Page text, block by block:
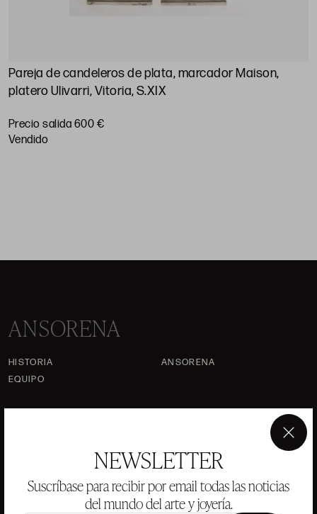
NEWSLETTER
Suscríbase para recibir por email todas las noticias
del mundo del arte y joyería.
×
Pareja de candeleros de plata, marcador Maison,
platero Ulivarri, Vitoria, S.XIX
Precio salida 600 €
vendido
ANSORENA
HISTORIA
ANSORENA
EQUIPO
PREGUNTAS FRECUENTES